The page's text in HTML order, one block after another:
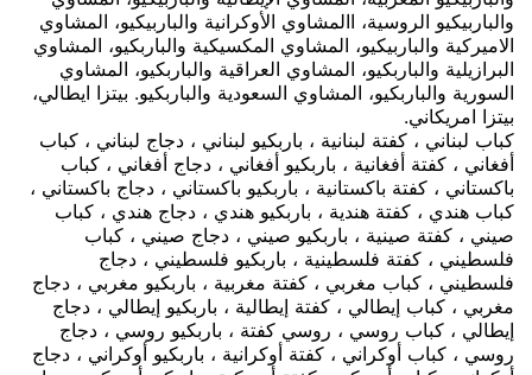
والباربيكيو الروسية، االمشاوي الأوكرانية والباربيكيو، المشاوي
الاميركية والباربيكيو، المشاوي المكسيكية والباربكيو، المشاوي
البرازيلية والباربكيو، المشاوي العراقية والباربكيو، المشاوي
السورية والباربكيو، المشاوي السعودية والباربكيو. بيتزا ايطالي،
بيتزا امريكاني.
كباب لبناني ، كفتة لبنانية ، باربكيو لبناني ، دجاج لبناني ، كباب
أفغاني ، كفتة أفغانية ، باربكيو أفغاني ، دجاج أفغاني ، كباب
باكستاني ، كفتة باكستانية ، باربكيو باكستاني ، دجاج باكستاني ،
كباب هندي ، كفتة هندية ، باربكيو هندي ، دجاج هندي ، كباب
صيني ، كفتة صينية ، باربكيو صيني ، دجاج صيني ، كباب
فلسطيني ، كفتة فلسطينية ، باربكيو فلسطيني ، دجاج
فلسطيني ، كباب مغربي ، كفتة مغربية ، باربكيو مغربي ، دجاج
مغربي ، كباب إيطالي ، كفتة إيطالية ، باربكيو إيطالي ، دجاج
إيطالي ، كباب روسي ، روسي كفتة ، باربكيو روسي ، دجاج
روسي ، كباب أوكراني ، كفتة أوكرانية ، باربكيو أوكراني ، دجاج